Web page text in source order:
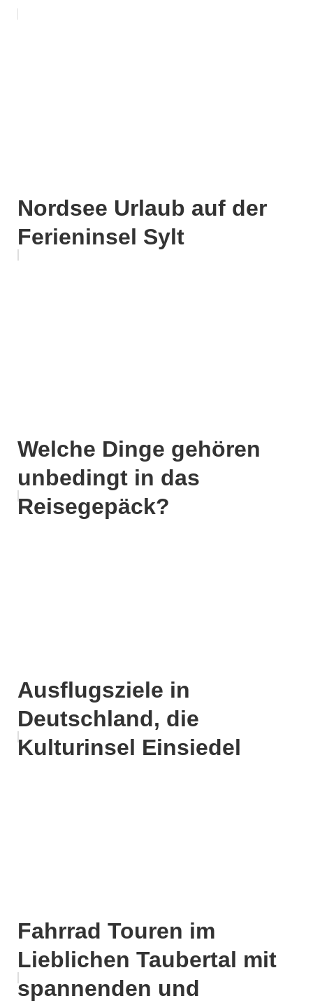
Nordsee Urlaub auf der
Ferieninsel Sylt
Welche Dinge gehören
unbedingt in das
Reisegepäck?
Ausflugsziele in
Deutschland, die
Kulturinsel Einsiedel
Fahrrad Touren im
Lieblichen Taubertal mit
spannenden und